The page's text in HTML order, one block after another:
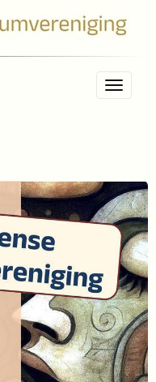
Toggle